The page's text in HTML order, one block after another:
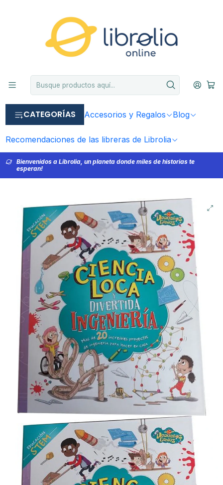
CATEGORÍAS Accesorios y Regalos Blog
Recomendaciones de las libreras de Librolia
Bienvenidos a Librolia, un planeta donde miles de historias te
esperan!